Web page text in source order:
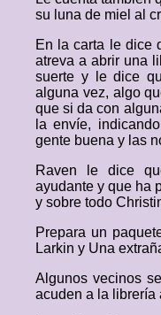
su luna de miel al
En la carta le dice
atreva a abrir una
suerte y le dice
alguna vez, algo
que si da con
la envíe,
gente buena y las
Raven le dice
ayudante y que ha
y sobre todo
Prepara un
Larkin y Una
Algunos vecinos
acuden a la librería